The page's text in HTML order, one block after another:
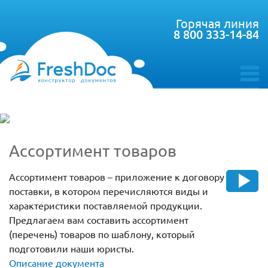
toggle
Горячая линия
8 800 333-14-84
Ассортимент товаров
Ассортимент товаров – приложение к договору
поставки, в котором перечисляются виды и
характеристики поставляемой продукции.
Предлагаем вам составить ассортимент
(перечень) товаров по шаблону, который
подготовили наши юристы.
Описание документа